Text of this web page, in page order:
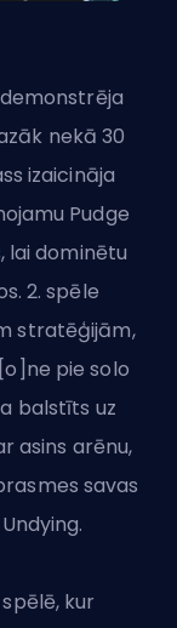
demonstrēja
nekā 30
izaicināja
Pudge
lai dominētu
2. spēle
stratēģijām,
pie solo
balstīts uz
asins arēnu,
savas
kur